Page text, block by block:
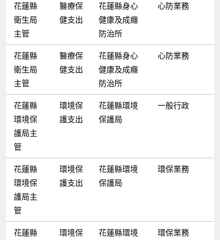
花蓮縣
衛生局
主管
醫療保
健支出
花蓮縣身心
健康及成癮
防治所
心防業務
花蓮縣
衛生局
主管
醫療保
健支出
花蓮縣身心
健康及成癮
防治所
心防業務
花蓮縣
環境保
護局主
管
環境保
護支出
花蓮縣環境
保護局
一般行政
花蓮縣
環境保
護局主
管
環境保
護支出
花蓮縣環境
保護局
環保業務
花蓮縣
環境保
花蓮縣環境
環保業務